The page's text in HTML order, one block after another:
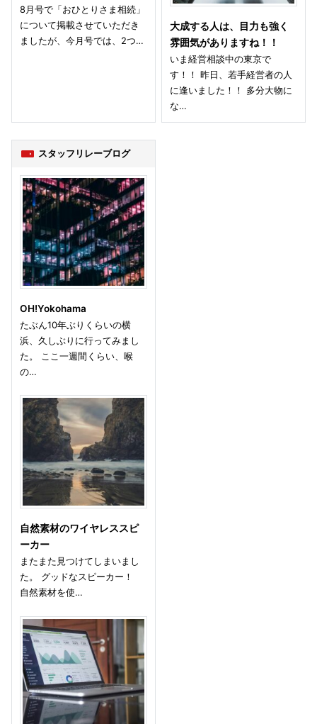
8月号で「おひとりさま相続」
について掲載させていただき
ましたが、今月号では、2つ…
大成する人は、目力も強く
雰囲気がありますね！！
いま経営相談中の東京で
す！！ 昨日、若手経営者の人
に逢いました！！ 多分大物に
な…
スタッフリレーブログ
OH!Yokohama
たぶん10年ぶりくらいの横
浜、久しぶりに行ってみまし
た。 ここ一週間くらい、喉
の…
自然素材のワイヤレススピ
ーカー
またまた見つけてしまいまし
た。 グッドなスピーカー！
自然素材を使…